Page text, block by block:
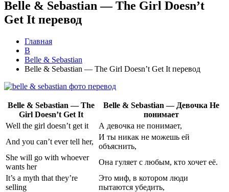
Belle & Sebastian — The Girl Doesn’t
Get It перевод
Главная
B
Belle & Sebastian
Belle & Sebastian — The Girl Doesn’t Get It перевод
Belle & Sebastian — The
Girl Doesn’t Get It
Belle & Sebastian — Девочка Не
понимает
Well the girl doesn’t get it
А девочка не понимает,
And you can’t ever tell her,
И ты никак не можешь ей
объяснить,
She will go with whoever
wants her
Она гуляет с любым, кто хочет её.
It’s a myth that they’re
selling
Это миф, в котором люди
пытаются убедить,